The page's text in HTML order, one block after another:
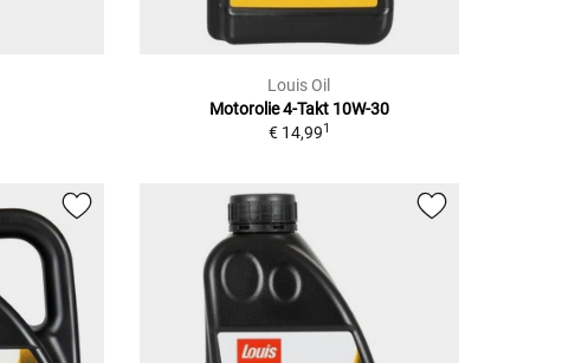
Louis Oil
Motorolie 4-Takt 10W-30
€ 14,991